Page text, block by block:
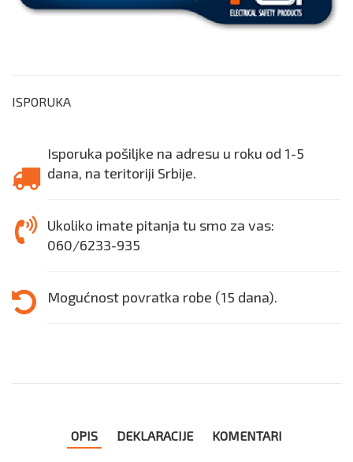
ISPORUKA
Isporuka pošiljke na adresu u roku od 1-5
dana, na teritoriji Srbije.
Ukoliko imate pitanja tu smo za vas:
060/6233-935
Mogućnost povratka robe (15 dana).
OPIS DEKLARACIJE KOMENTARI